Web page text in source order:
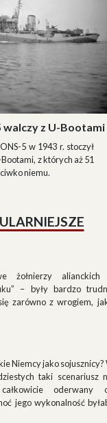
walczy z U-Bootami
5 w 1943 r. stoczył
z których aż 51
niemu.
żołnierzy alianckich
– były bardzo
zarówno z wrogiem,
Niemcy jako sojusznicy?
taki scenariusz
oderwany
jego wykonalność